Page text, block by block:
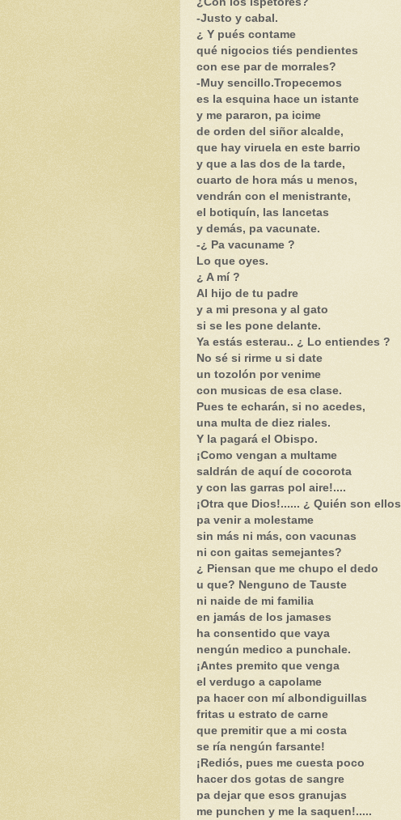
-Justo y cabal.
¿ Y pués contame
qué nigocios tiés pendientes
con ese par de morrales?
-Muy sencillo.Tropecemos
es la esquina hace un istante
y me pararon, pa icime
de orden del siñor alcalde,
que hay viruela en este barrio
y que a las dos de la tarde,
cuarto de hora más u menos,
vendrán con el menistrante,
el botiquín, las lancetas
y demás, pa vacunate.
-¿ Pa vacuname ?
Lo que oyes.
¿ A mí ?
Al hijo de tu padre
y a mi presona y al gato
si se les pone delante.
Ya estás esterau.. ¿ Lo entiendes ?
No sé si rirme u si date
un tozolón por venime
con musicas de esa clase.
Pues te echarán, si no acedes,
una multa de diez riales.
Y la pagará el Obispo.
¡Como vengan a multame
saldrán de aquí de cocorota
y con las garras pol aire!....
¡Otra que Dios!...... ¿ Quién son ellos
pa venir a molestame
sin más ni más, con vacunas
ni con gaitas semejantes?
¿ Piensan que me chupo el dedo
u que? Nenguno de Tauste
ni naide de mi familia
en jamás de los jamases
ha consentido que vaya
nengún medico a punchale.
¡Antes premito que venga
el verdugo a capolame
pa hacer con mí albondiguillas
fritas u estrato de carne
que premitir que a mi costa
se ría nengún farsante!
¡Rediós, pues me cuesta poco
hacer dos gotas de sangre
pa dejar que esos granujas
me punchen y me la saquen!.....